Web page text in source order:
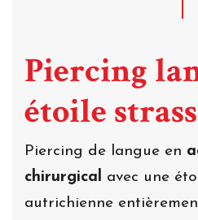
Piercing
étoile strass
Piercing de langue en
chirurgical
avec une
autrichienne